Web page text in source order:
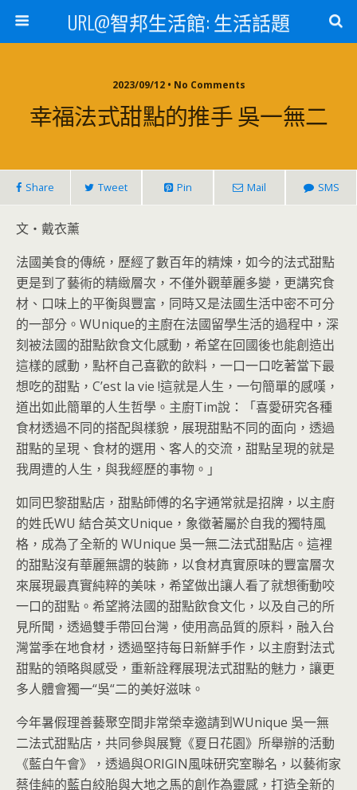
URL@智邦生活館: 生活話題
2023/09/12 • No Comments
幸福法式甜點的推手 吳一無二
Share Tweet Pin Mail SMS
文‧戴衣薰
法國美食的傳統，歷經了數百年的精煉，如今的法式甜點
更是到了藝術的精緻層次，不僅外觀華麗多變，更講究食
材、口味上的平衡與豐富，同時又是法國生活中密不可分
的一部分。WUnique的主廚在法國留學生活的過程中，深
刻被法國的甜點飲食文化感動，希望在回國後也能創造出
這樣的感動，點杯自己喜歡的飲料，一口一口吃著當下最
想吃的甜點，C’est la vie !這就是人生，一句簡單的感嘆，
道出如此簡單的人生哲學。主廚Tim說：「喜愛研究各種
食材透過不同的搭配與樣貌，展現甜點不同的面向，透過
甜點的呈現、食材的選用、客人的交流，甜點呈現的就是
我周遭的人生，與我經歷的事物。」
如同巴黎甜點店，甜點師傅的名字通常就是招牌，以主廚
的姓氏WU 結合英文Unique，象徵著屬於自我的獨特風
格，成為了全新的 WUnique 吳一無二法式甜點店。這裡
的甜點沒有華麗無謂的裝飾，以食材真實原味的豐富層次
來展現最真實純粹的美味，希望做出讓人看了就想衝動咬
一口的甜點。希望將法國的甜點飲食文化，以及自己的所
見所聞，透過雙手帶回台灣，使用高品質的原料，融入台
灣當季在地食材，透過堅持每日新鮮手作，以主廚對法式
甜點的領略與感受，重新詮釋展現法式甜點的魅力，讓更
多人體會獨一“吳“二的美好滋味。
今年暑假理善藝聚空間非常榮幸邀請到WUnique 吳一無
二法式甜點店，共同參與展覽《夏日花園》所舉辦的活動
《藍白午會》，透過與ORIGIN風味研究室聯名，以藝術家
蔡佳純的藍白絞胎與大地之馬的創作為靈感，打造全新的